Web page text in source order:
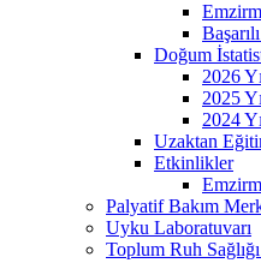
Doğum
2026
2025
2024
Uzaktan
Etkinlikler
Palyatif Bakım
Uyku Laboratuvarı
Toplum Ruh